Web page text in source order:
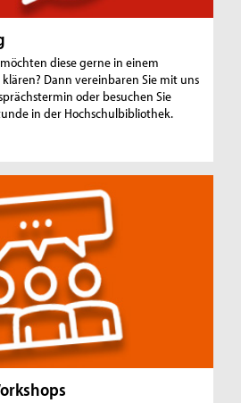
diese gerne in einem
Dann vereinbaren Sie mit uns
oder besuchen Sie
in der Hochschulbibliothek.